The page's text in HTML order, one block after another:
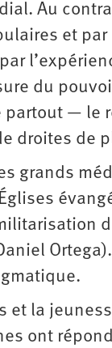
Au
et
du
— le
droites de
grands
et la
ont